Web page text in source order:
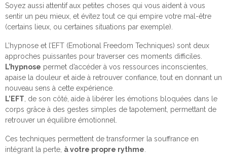
Soyez aussi attentif aux petites choses qui vous aident à vous
sentir un peu mieux, et évitez tout ce qui empire votre mal-être
(certains lieux, ou certaines situations par exemple).
L’hypnose et l’EFT (Emotional Freedom Techniques) sont deux
approches puissantes pour traverser ces moments difficiles.
L’hypnose permet d’accéder à vos ressources inconscientes,
apaise la douleur et aide à retrouver confiance, tout en donnant un
nouveau sens à cette expérience.
L’EFT, de son côté, aide à libérer les émotions bloquées dans le
corps grâce à des gestes simples de tapotement, permettant de
retrouver un équilibre émotionnel.
Ces techniques permettent de transformer la souffrance en
intégrant la perte, à votre propre rythme.